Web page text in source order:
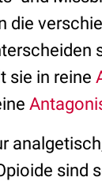
die
sie in reine
sind